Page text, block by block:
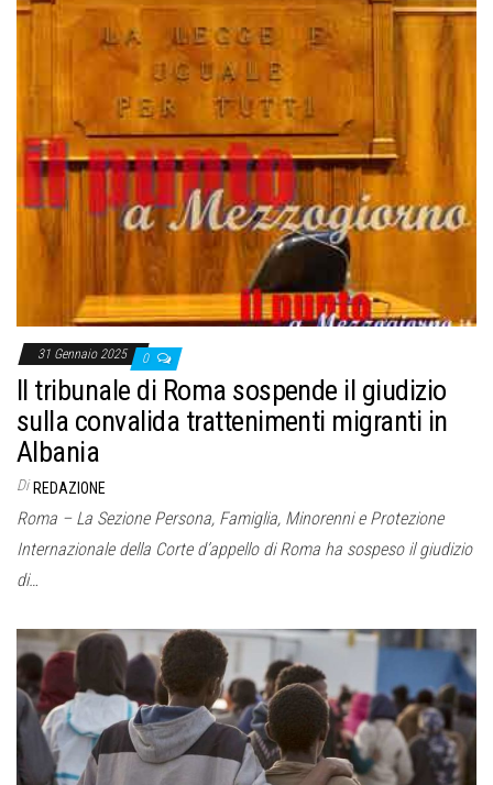
31 Gennaio 2025 0
Il tribunale di Roma sospende il giudizio
sulla convalida trattenimenti migranti in
Albania
Di REDAZIONE
Roma – La Sezione Persona, Famiglia, Minorenni e Protezione
Internazionale della Corte d’appello di Roma ha sospeso il giudizio
di…